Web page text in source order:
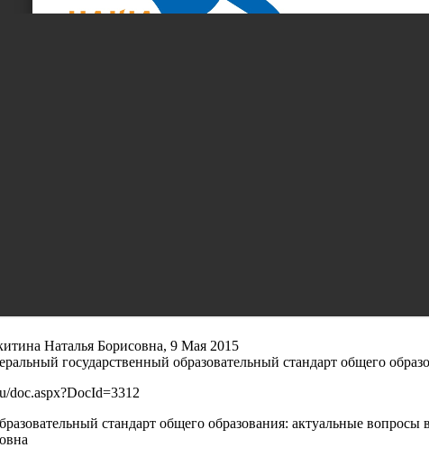
Наталья Борисовна, 9 Мая 2015
государственный образовательный стандарт общего
doc.aspx?DocId=3312
стандарт общего образования: актуальные